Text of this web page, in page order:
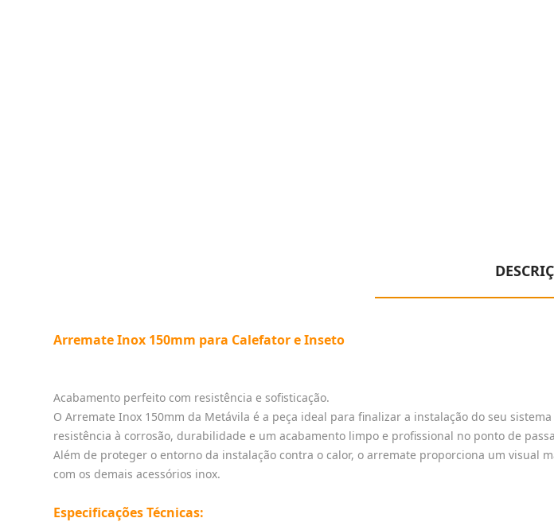
Arremate Inox 150mm para Calefator e Inseto
Acabamento perfeito com resistência e sofisticação.
O Arremate Inox 150mm da Metávila é a peça ideal para finalizar a instalação do seu
resistência à corrosão, durabilidade e um acabamento limpo e profissional no ponto de
Além de proteger o entorno da instalação contra o calor, o arremate proporciona um visual
com os demais acessórios inox.
Especificações Técnicas: